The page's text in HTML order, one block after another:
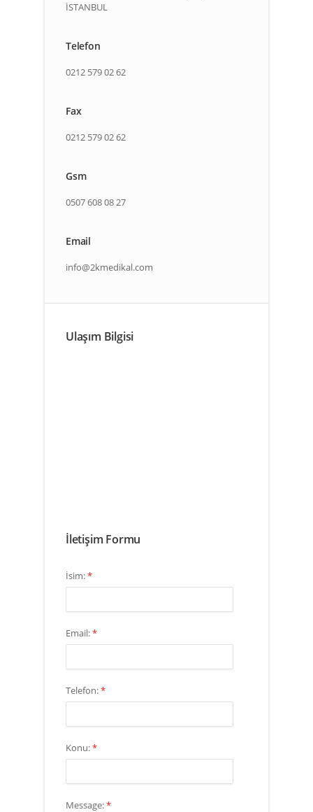
İSTANBUL
Telefon
0212 579 02 62
Fax
0212 579 02 62
Gsm
0507 608 08 27
Email
info@2kmedikal.com
Ulaşım Bilgisi
İletişim Formu
İsim:*
Email:*
Telefon:*
Konu:*
Message:*